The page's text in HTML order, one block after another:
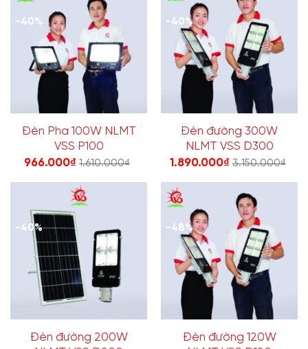
-40%
Đèn Pha 100W NLMT
VSS P100
966.000₫ 1.610.000₫
-40%
Đèn đường 300W
NLMT VSS D300
1.890.000₫ 3.150.000₫
-40%
Đèn đường 200W
-48%
Đèn đường 120W